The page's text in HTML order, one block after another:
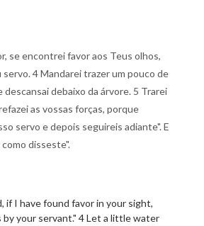
se encontrei favor aos Teus olhos,
servo. 4 Mandarei trazer um pouco de
descansai debaixo da árvore. 5 Trarei
as vossas forças, porque
servo e depois seguireis adiante". E
disseste".
if I have found favor in your sight,
by your servant." 4 Let a little water